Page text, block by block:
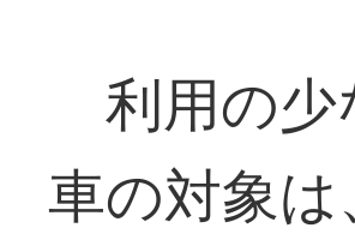
利用の少
車の対象